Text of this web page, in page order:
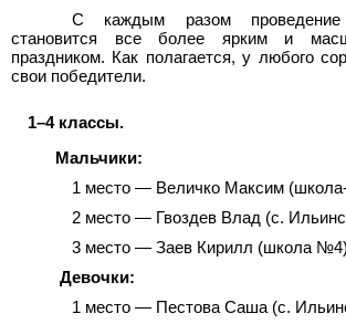
С каждым разом
становится все более ярким и
праздником. Как полагается, у любого
свои победители.
1–4 классы.
Мальчики:
1 место — Величко Максим (школа-
2 место — Гвоздев Влад (с.
3 место — Заев Кирилл (школа №4)
Девочки:
1 место — Пестова Саша (с.